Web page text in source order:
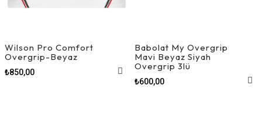
Wilson Pro Comfort
Overgrip-Beyaz
₺850,00
Babolat My Overgrip
Mavi Beyaz Siyah
Overgrip 3lü
₺600,00